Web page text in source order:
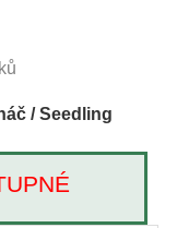
/ Seedling